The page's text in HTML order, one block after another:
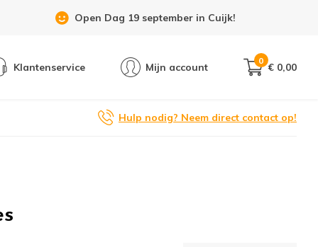
Showroom 6 dagen per week geopend!
Klantenservice Mijn account
0
€ 0,00
Hulp nodig? Neem direct contact op!